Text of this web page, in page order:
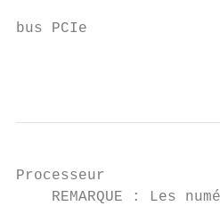
bus PCIe
Processeur
REMARQUE : Les